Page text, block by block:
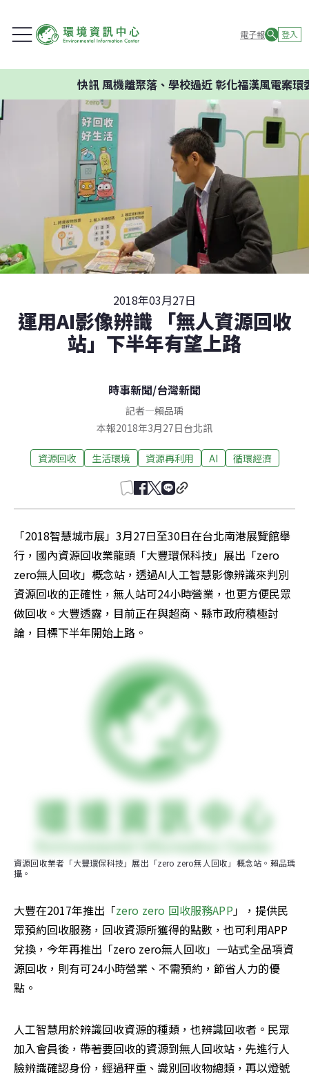
電子報 登入
快訊風機離聚落、學校過近 彰化福漢風電案環委
2018年03月27日
運用AI影像辨識 「無人資源回收
站」下半年有望上路
時事新聞/台灣新聞
記者—賴品瑀
本報2018年3月27日台北訊
資源回收 生活環境 資源再利用 AI 循環經濟
「2018智慧城市展」3月27日至30日在台北南港展覽館舉
行，國內資源回收業龍頭「大豐環保科技」展出「zero
zero無人回收」概念站，透過AI人工智慧影像辨識來判別
資源回收的正確性，無人站可24小時營業，也更方便民眾
做回收。大豐透露，目前正在與超商、縣市政府積極討
論，目標下半年開始上路。
資源回收業者「大豐環保科技」展出「zero zero無人回收」概念站。賴品瑀
攝。
大豐在2017年推出「zero zero 回收服務APP」，提供民
眾預約回收服務，回收資源所獲得的點數，也可利用APP
兌換，今年再推出「zero zero無人回收」一站式全品項資
源回收，則有可24小時營業、不需預約，節省人力的優
點。
人工智慧用於辨識回收資源的種類，也辨識回收者。民眾
加入會員後，帶著要回收的資源到無人回收站，先進行人
臉辨識確認身份，經過秤重、識別回收物總類，再以燈號